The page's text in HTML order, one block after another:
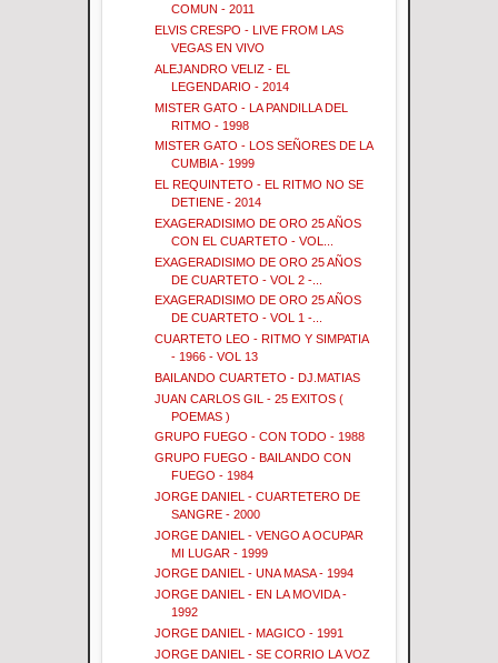
COMUN - 2011
ELVIS CRESPO - LIVE FROM LAS
VEGAS EN VIVO
ALEJANDRO VELIZ - EL
LEGENDARIO - 2014
MISTER GATO - LA PANDILLA DEL
RITMO - 1998
MISTER GATO - LOS SEÑORES DE LA
CUMBIA - 1999
EL REQUINTETO - EL RITMO NO SE
DETIENE - 2014
EXAGERADISIMO DE ORO 25 AÑOS
CON EL CUARTETO - VOL...
EXAGERADISIMO DE ORO 25 AÑOS
DE CUARTETO - VOL 2 -...
EXAGERADISIMO DE ORO 25 AÑOS
DE CUARTETO - VOL 1 -...
CUARTETO LEO - RITMO Y SIMPATIA
- 1966 - VOL 13
BAILANDO CUARTETO - DJ.MATIAS
JUAN CARLOS GIL - 25 EXITOS (
POEMAS )
GRUPO FUEGO - CON TODO - 1988
GRUPO FUEGO - BAILANDO CON
FUEGO - 1984
JORGE DANIEL - CUARTETERO DE
SANGRE - 2000
JORGE DANIEL - VENGO A OCUPAR
MI LUGAR - 1999
JORGE DANIEL - UNA MASA - 1994
JORGE DANIEL - EN LA MOVIDA -
1992
JORGE DANIEL - MAGICO - 1991
JORGE DANIEL - SE CORRIO LA VOZ